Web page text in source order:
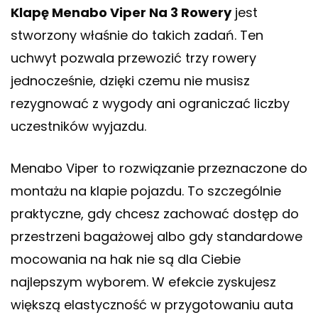
Klapę Menabo Viper Na 3 Roweryjest
stworzony właśnie do takich zadań. Ten
uchwyt pozwala przewozić trzy rowery
jednocześnie, dzięki czemu nie musisz
rezygnować z wygody ani ograniczać liczby
uczestników wyjazdu.
Menabo Viper to rozwiązanie przeznaczone do
montażu na klapie pojazdu. To szczególnie
praktyczne, gdy chcesz zachować dostęp do
przestrzeni bagażowej albo gdy standardowe
mocowania na hak nie są dla Ciebie
najlepszym wyborem. W efekcie zyskujesz
większą elastyczność w przygotowaniu auta